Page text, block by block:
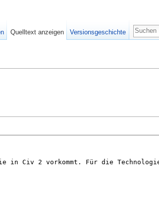
Quelltext anzeigen Versionsgeschichte